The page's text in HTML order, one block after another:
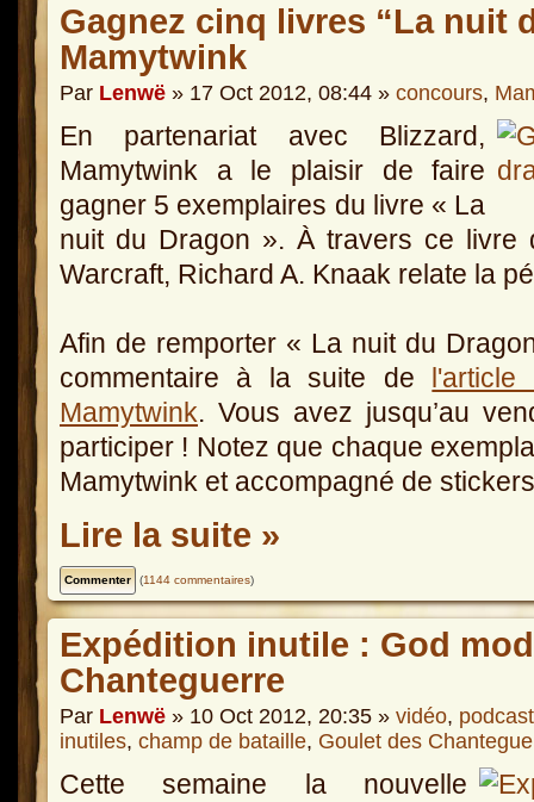
Gagnez cinq livres “La nuit
Mamytwink
Par Lenwë » 17 Oct 2012, 08:44 » concours,
En partenariat avec Blizzard,
Mamytwink a le plaisir de faire
gagner 5 exemplaires du livre « La
nuit du Dragon ». À travers ce livre
Warcraft, Richard A. Knaak relate la
Afin de remporter « La nuit du
commentaire à la suite de
Mamytwink. Vous avez jusqu’au
participer ! Notez que chaque
Mamytwink et accompagné de
Lire la suite »
(1144 commentaires)
Expédition inutile : God
Chanteguerre
Par Lenwë » 10 Oct 2012, 20:35 » vidéo, podcast
inutiles, champ de bataille, Goulet des
Cette semaine la nouvelle